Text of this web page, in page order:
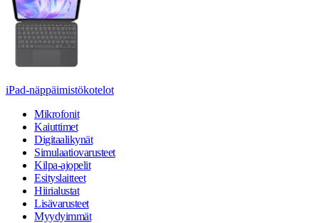
iPad-näppäimistökotelot
Mikrofonit
Kaiuttimet
Digitaalikynät
Simulaatiovarusteet
Kilpa-ajopelit
Esityslaitteet
Hiirialustat
Lisävarusteet
Myydyimmät